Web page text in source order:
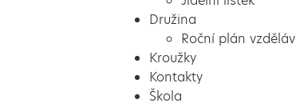
Družina
Roční plán
Kroužky
Kontakty
Škola